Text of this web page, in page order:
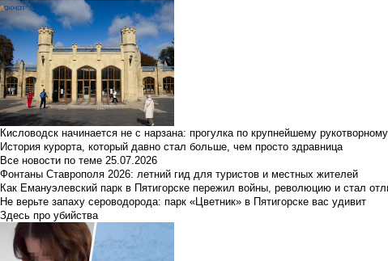
Кисловодск начинается не с нарзана: прогулка по крупнейшему
История курорта, который давно стал больше, чем просто здравница
Все новости по теме 25.07.2026
Фонтаны Ставрополя 2026: летний гид для туристов и местных жителей
Как Емануэлевский парк в Пятигорске пережил войны, революцию и стал
Не верьте запаху сероводорода: парк «Цветник» в Пятигорске вас удивит
Здесь про убийства